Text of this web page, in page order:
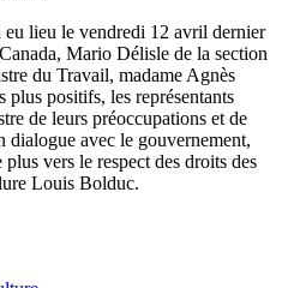
eu lieu le vendredi 12 avril dernier
Canada, Mario Délisle de la section
du Travail, madame Agnès
plus positifs, les représentants
de leurs préoccupations et de
dialogue avec le gouvernement,
plus vers le respect des droits des
Louis Bolduc.